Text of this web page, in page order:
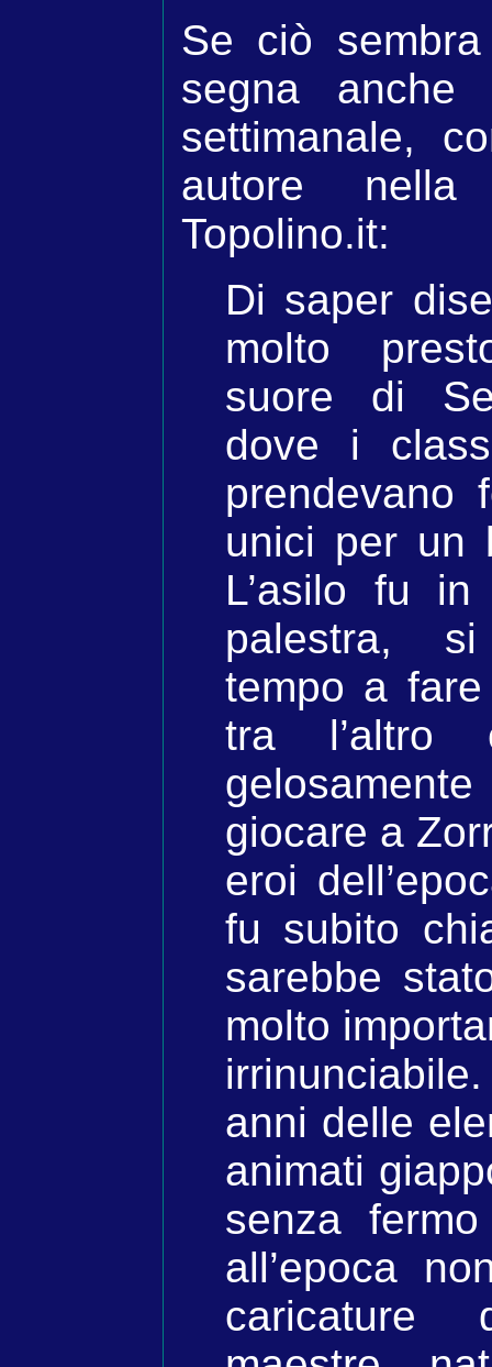
Se ciò
segna
settimanale,
autore
Topolino.it:
Di saper
molto
suore di
dove i
prendevano
unici per un
L’asilo fu
palestra,
tempo a fare
tra l’altro
giocare a
eroi
fu subito
sarebbe
molto
anni delle
animati
senza
all’epoca